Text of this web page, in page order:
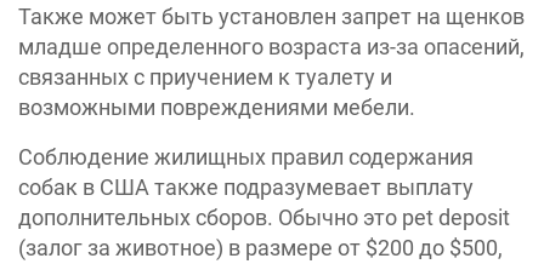
Также может быть установлен запрет на щенков
младше определенного возраста из-за опасений,
связанных с приучением к туалету и
возможными повреждениями мебели.
Соблюдение жилищных правил содержания
собак в США также подразумевает выплату
дополнительных сборов. Обычно это pet deposit
(залог за животное) в размере от $200 до $500,